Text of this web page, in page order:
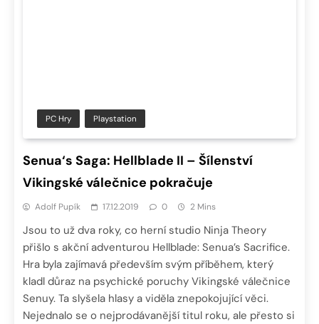
PC Hry Playstation
Senua‘s Saga: Hellblade II – Šílenství
Vikingské válečnice pokračuje
Adolf Pupík 17.12.2019 0 2 Mins
Jsou to už dva roky, co herní studio Ninja Theory
přišlo s akční adventurou Hellblade: Senua’s Sacrifice.
Hra byla zajímavá především svým příběhem, který
kladl důraz na psychické poruchy Vikingské válečnice
Senuy. Ta slyšela hlasy a viděla znepokojující věci.
Nejednalo se o nejprodávanější titul roku, ale přesto si